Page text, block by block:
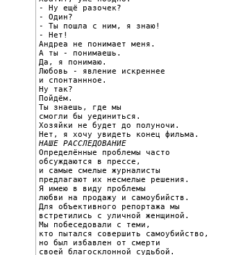
- Ну ещё разочек?
- Один?
- Ты пошла с ним, я знаю!
- Нет!
Андреа не понимает меня.
А ты - понимаешь.
Да, я понимаю.
Любовь - явление искреннее
и спонтаннное.
Ну так?
Пойдём.
Ты знаешь, где мы
смогли бы уединиться.
Хозяйки не будет до полуночи.
НАШЕ РАССЛЕДОВАНИЕ
Определённые проблемы часто
обсуждаются в прессе,
и самые смелые журналисты
предлагают их несмелые решения.
Я имею в виду проблемы
любви на продажу и самоубийств.
Для объективного репортажа мы
встретились с уличной женщиной.
Мы побеседовали с теми,
кто пытался совершить самоубийство,
но был избавлен от смерти